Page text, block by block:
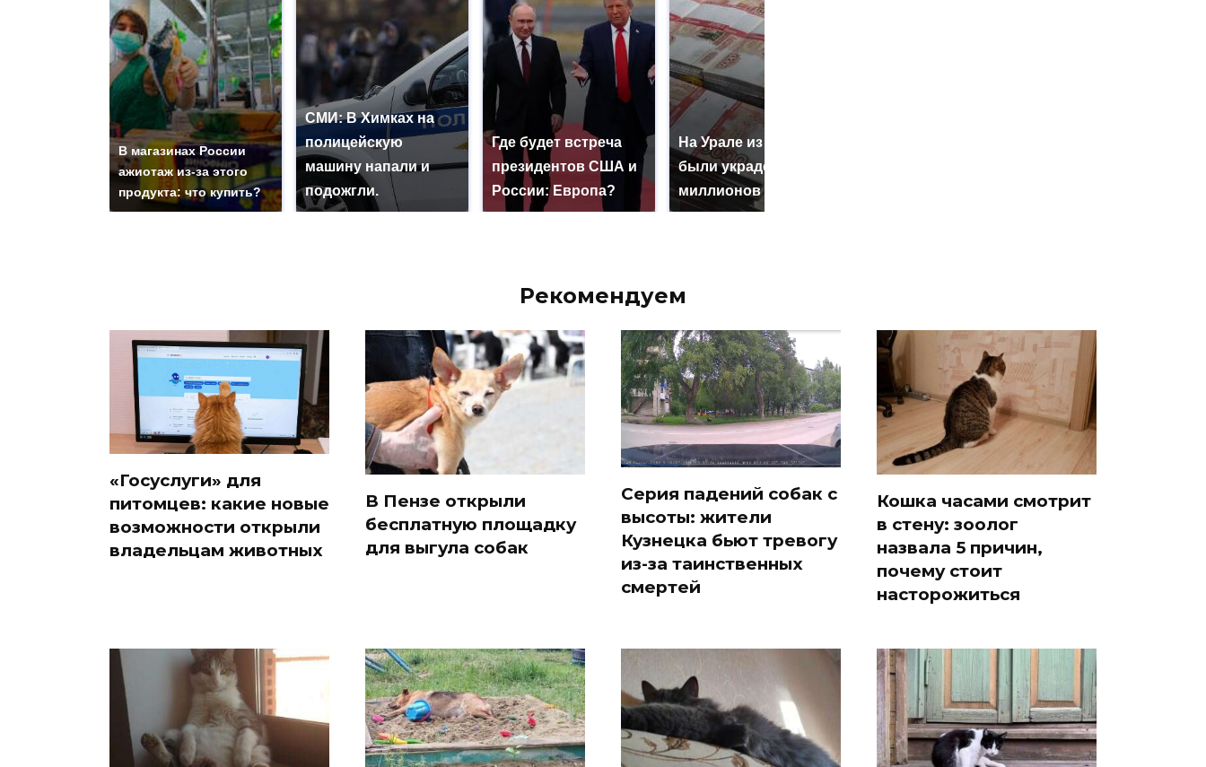
В магазинах России
ажиотаж из-за этого
продукта: что купить?
СМИ: В Химках на
полицейскую
машину напали и
подожгли.
Где будет встреча
президентов США и
России: Европа?
На Урале из казны
были украдены 18
миллионов рублей
Рекомендуем
«Госуслуги» для
питомцев: какие новые
возможности открыли
владельцам животных
В Пензе открыли
бесплатную площадку
для выгула собак
Серия падений собак с
высоты: жители
Кузнецка бьют тревогу
из-за таинственных
смертей
Кошка часами смотрит
в стену: зоолог
назвала 5 причин,
почему стоит
насторожиться